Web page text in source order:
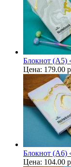
Блокнот (А5)
Цена: 179.00
Блокнот (А6)
Цена: 104.00